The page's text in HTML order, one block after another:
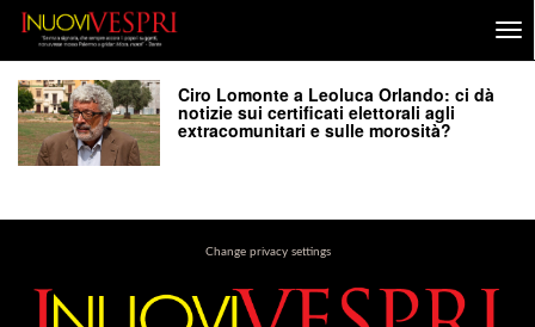
Ciro Lomonte a Leoluca Orlando: ci dà
notizie sui certificati elettorali agli
extracomunitari e sulle morosità?
Change privacy settings